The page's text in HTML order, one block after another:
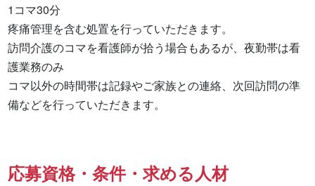
1コマ30分
疼痛管理を含む処置を行っていただきます。
訪問介護のコマを看護師が拾う場合もあるが、夜勤帯は看
護業務のみ
コマ以外の時間帯は記録やご家族との連絡、次回訪問の準
備などを行っていただきます。
応募資格・条件・求める人材